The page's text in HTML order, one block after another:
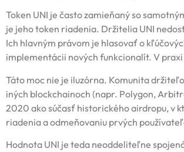
Token UNI je často zamieňaný so
je jeho token riadenia. Držitelia UNI
Ich hlavným právom je hlasovať o
implementácii nových funkcionalít. V
Táto moc nie je iluzórna. Komunita
iných blockchainoch (napr. Polygon,
2020 ako súčasť historického airdropu, v
riadenia a odmeňovaniu prvých
Hodnota UNI je teda neoddeliteľne